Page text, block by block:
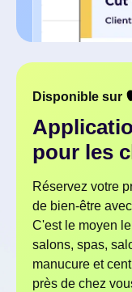
Disponible sur
pour les
Réservez votre
de bien-être
C'est le moyen
salons, spas,
manucure et
près de chez